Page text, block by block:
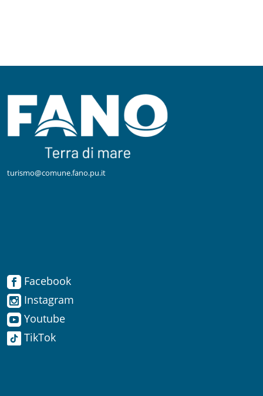
Instagram
Youtube
turismo@comune.fano.pu.it
Facebook
Instagram
Youtube
TikTok